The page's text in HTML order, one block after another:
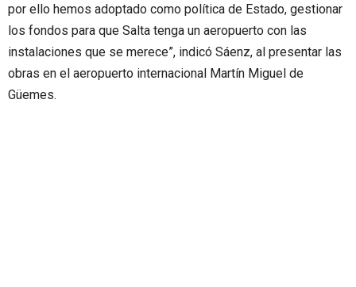
por ello hemos adoptado como política de Estado, gestionar
los fondos para que Salta tenga un aeropuerto con las
instalaciones que se merece”, indicó Sáenz, al presentar las
obras en el aeropuerto internacional Martín Miguel de
Güemes.